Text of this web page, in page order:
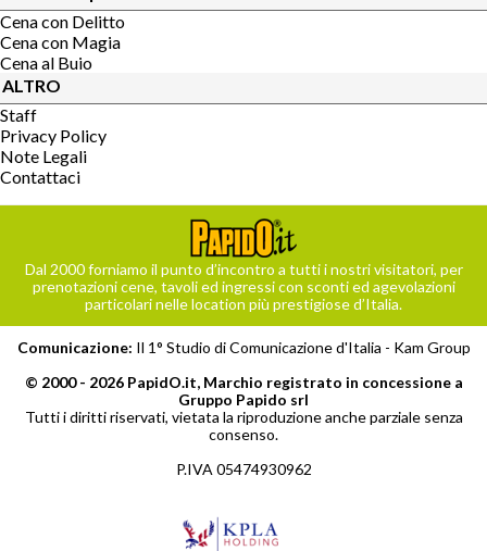
Cena con Delitto
Cena con Magia
Cena al Buio
ALTRO
Staff
Privacy Policy
Note Legali
Contattaci
Dal 2000 forniamo il punto d’incontro a tutti i nostri visitatori, per
prenotazioni cene, tavoli ed ingressi con sconti ed agevolazioni
particolari nelle location più prestigiose d’Italia.
Comunicazione: Il 1° Studio di Comunicazione d'Italia - Kam Group
© 2000 - 2026 PapidO.it, Marchio registrato in concessione a
Gruppo Papido srl
Tutti i diritti riservati, vietata la riproduzione anche parziale senza
consenso.
P.IVA 05474930962